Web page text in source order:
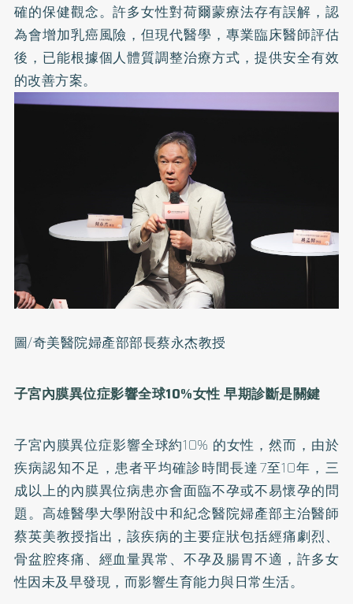
確的保健觀念。許多女性對荷爾蒙療法存有誤解，認
為會增加乳癌風險，但現代醫學，專業臨床醫師評估
後，已能根據個人體質調整治療方式，提供安全有效
的改善方案。
圖/奇美醫院婦產部部長蔡永杰教授
子宮內膜異位症影響全球10%女性 早期診斷是關鍵
子宮內膜異位症影響全球約10% 的女性，然而，由於
疾病認知不足，患者平均確診時間長達7至10年，三
成以上的內膜異位病患亦會面臨不孕或不易懷孕的問
題。高雄醫學大學附設中和紀念醫院婦產部主治醫師
蔡英美教授指出，該疾病的主要症狀包括經痛劇烈、
骨盆腔疼痛、經血量異常、不孕及腸胃不適，許多女
性因未及早發現，而影響生育能力與日常生活。